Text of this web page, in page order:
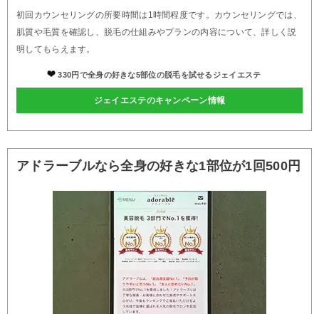
初回カウンセリングの所要時間は1時間程度です。カウンセリングでは、
肌質や毛質を確認し、脱毛の仕組みやプランの内容について、詳しく説
明してもらえます。
330円で全身の好きな5部位の脱毛を試せるジェイエステ
ジェイエステのキャンペーン情報
アドラーブルなら全身の好きな1部位が1回500円